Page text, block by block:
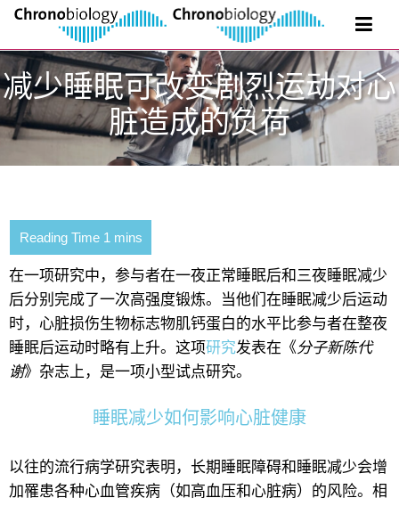
减少睡眠可改变剧烈运动对心
脏造成的负荷
在一项研究中，参与者在一夜正常睡眠后和三夜睡眠减少
后分别完成了一次高强度锻炼。当他们在睡眠减少后运动
时，心脏损伤生物标志物肌钙蛋白的水平比参与者在整夜
睡眠后运动时略有上升。这项研究发表在《分子新陈代
谢》杂志上，是一项小型试点研究。
睡眠减少如何影响心脏健康
以往的流行病学研究表明，长期睡眠障碍和睡眠减少会增
加罹患各种心血管疾病（如高血压和心脏病）的风险。相